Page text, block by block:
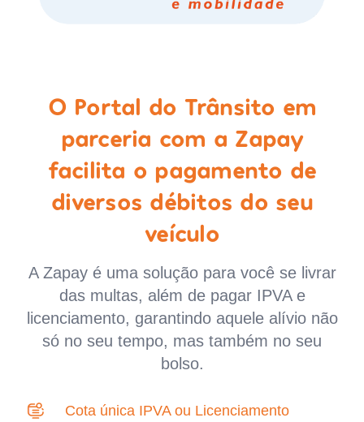
O Portal do Trânsito em
parceria com a Zapay
facilita o pagamento de
diversos débitos do seu
veículo
A Zapay é uma solução para você se livrar
das multas, além de pagar IPVA e
licenciamento, garantindo aquele alívio não
só no seu tempo, mas também no seu
bolso.
Cota única IPVA ou Licenciamento